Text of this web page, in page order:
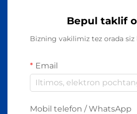
Bepul taklif
Bizning vakilimiz tez orada siz
Email
Mobil telefon / WhatsApp